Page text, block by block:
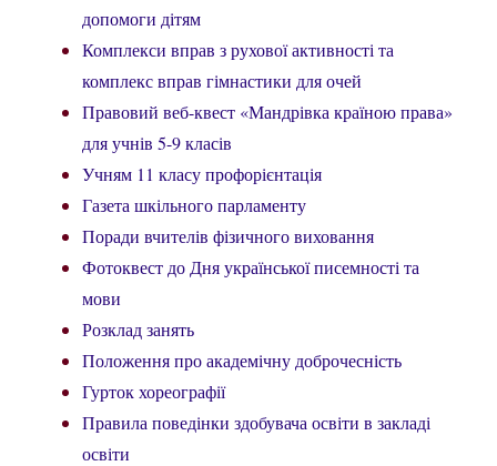
допомоги дітям
Комплекси вправ з рухової активності та
комплекс вправ гімнастики для очей
Правовий веб-квест «Мандрівка країною права»
для учнів 5-9 класів
Учням 11 класу профорієнтація
Газета шкільного парламенту
Поради вчителів фізичного виховання
Фотоквест до Дня української писемності та
мови
Розклад занять
Положення про академічну доброчесність
Гурток хореографії
Правила поведінки здобувача освіти в закладі
освіти